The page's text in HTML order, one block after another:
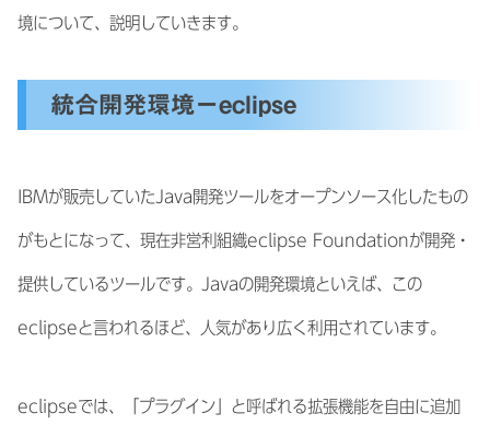
境について、説明していきます。
統合開発環境ーeclipse
IBMが販売していたJava開発ツールをオープンソース化したもの
がもとになって、現在非営利組織eclipse Foundationが開発・
提供しているツールです。Javaの開発環境といえば、この
eclipseと言われるほど、人気があり広く利用されています。
eclipseでは、「プラグイン」と呼ばれる拡張機能を自由に追加